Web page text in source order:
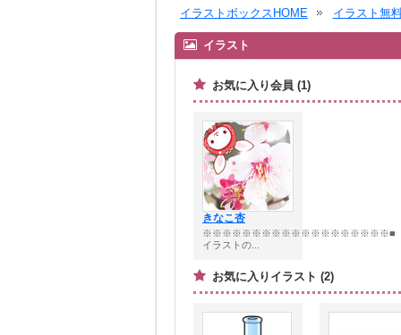
イラストボックスHOME イラスト無
イラスト
お気に入り会員 (1)
きなこ杏
※※※※※※※※※※※※※※※※※※※■
イラストの...
お気に入りイラスト (2)